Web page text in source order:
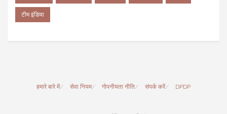
टीम इंडिया
हमारे बारे में सेवा नियम गोपनीयता नीति संपर्क करें DPDP